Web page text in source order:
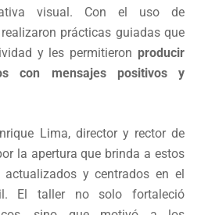
visual. Con el uso de
prácticas guiadas que
y les permitieron producir
con mensajes positivos y
Lima, director y rector de
la apertura que brinda a estos
actualizados y centrados en el
El taller no solo fortaleció